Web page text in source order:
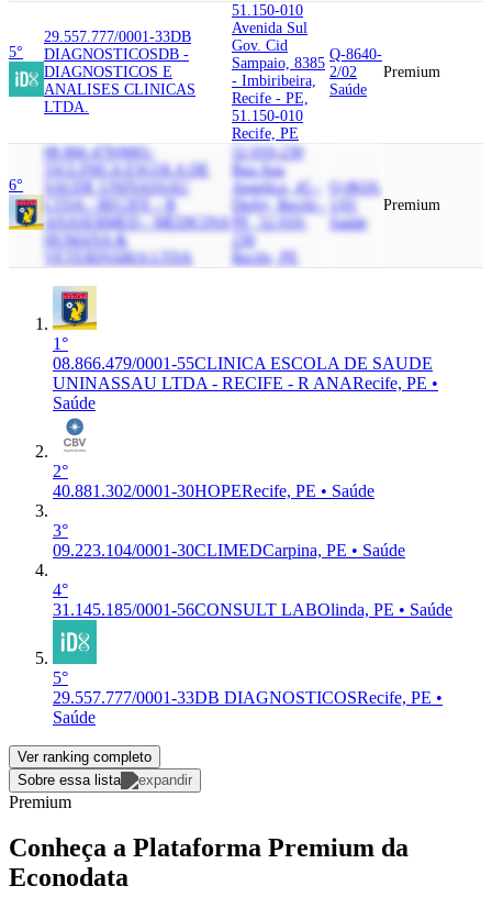
5°
29.557.777/0001-33DB
DIAGNOSTICOSDB -
DIAGNOSTICOS E
ANALISES CLINICAS
LTDA.
51.150-010
Avenida Sul
Gov. Cid
Sampaio, 8385
- Imbiribeira,
Recife - PE,
51.150-010
Recife, PE
Q-8640-
2/02
Saúde
Premium
6°
08.866.479/0001-
CLINICA ESCOLA DE
SAUDE UNINASSAU
LTDA - RECIFE - R
ANASERMED - MEDICINA
HUMANA &
VETERINARIA LTDA
52.010-230
Rua Ana
Angelica, 45 -
Derby, Recife -
PE, 52.010-
230
Recife, PE
Q-8610-
1/01
Saúde
Premium
1°
08.866.479/0001-55CLINICA ESCOLA DE SAUDE
UNINASSAU LTDA - RECIFE - R ANARecife, PE •
Saúde
2°
40.881.302/0001-30HOPERecife, PE • Saúde
3°
09.223.104/0001-30CLIMEDCarpina, PE • Saúde
4°
31.145.185/0001-56CONSULT LABOlinda, PE • Saúde
5°
29.557.777/0001-33DB DIAGNOSTICOSRecife, PE •
Saúde
Ver ranking completo
Sobre essa lista
Premium
Conheça a Plataforma Premium da
Econodata